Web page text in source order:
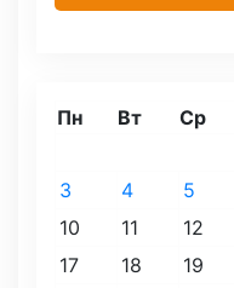
Пн Вт Ср
3
4 5
10
11 12
17
18 19